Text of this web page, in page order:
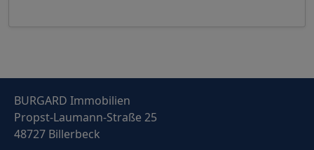
BURGARD Immobilien
Propst-Laumann-Straße 25
48727 Billerbeck